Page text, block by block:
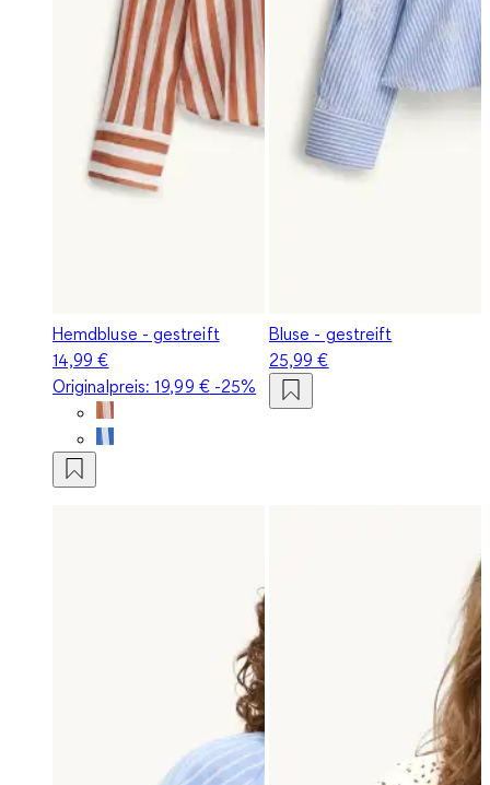
Hemdbluse - gestreift
14,99 €
Originalpreis:19,99 €-25%
Bluse - gestreift
25,99 €